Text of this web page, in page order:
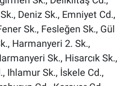
Deniz Sk., Emniyet Cd.,
Sk., Fesleğen Sk., Gül
Harmanyeri 2. Sk.,
Sk., Hisarcık Sk.,
Ihlamur Sk., İskele Cd.,